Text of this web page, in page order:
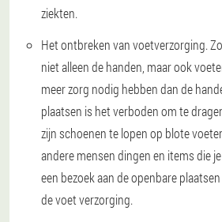
ziekten.
Het ontbreken van voetverzorging.
niet alleen de handen, maar ook
meer zorg nodig hebben dan de
plaatsen is het verboden om te
zijn schoenen te lopen op blote
andere mensen dingen en items die
een bezoek aan de openbare
de voet verzorging.